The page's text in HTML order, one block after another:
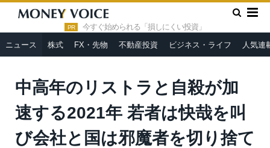
PR 今すぐ始められる「損しにくい投資」
ニュース 株式 FX・先物 不動産投資 ビジネス・ライフ 人気連
HOME » ニュース »
中高年のリストラと自殺が加速する2021
年 若者は快哉を叫び会社と国は邪魔者を切り捨てる＝鈴木傾城
中高年のリストラと自殺が加
速する2021年 若者は快哉を叫
び会社と国は邪魔者を切り捨て